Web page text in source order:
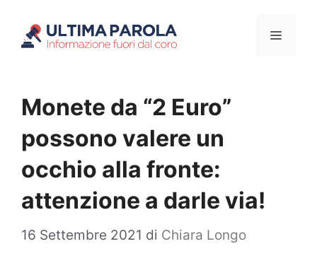
Menu
Monete da “2 Euro”
possono valere un
occhio alla fronte:
attenzione a darle via!
16 Settembre 2021 di Chiara Longo